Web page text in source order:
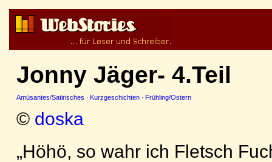
Jonny Jäger- 4.Teil
Amüsantes/Satirisches · Kurzgeschichten · Frühling/Ostern
© doska
„Höhö, so wahr ich Fletsch